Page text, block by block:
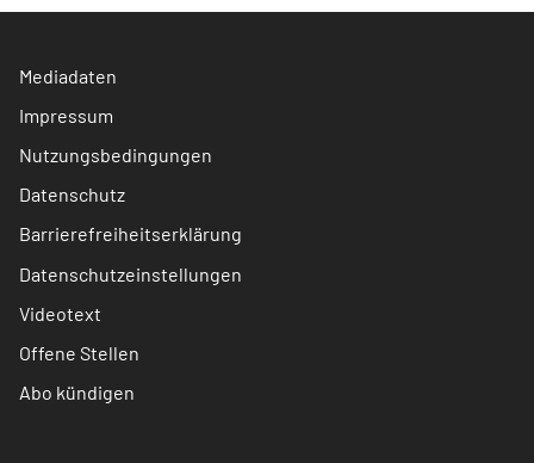
Mediadaten
Impressum
Nutzungsbedingungen
Datenschutz
Barrierefreiheitserklärung
Datenschutzeinstellungen
Videotext
Offene Stellen
Abo kündigen